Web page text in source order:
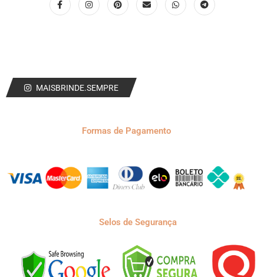
MAISBRINDE.SEMPRE
Formas de Pagamento
Selos de Segurança